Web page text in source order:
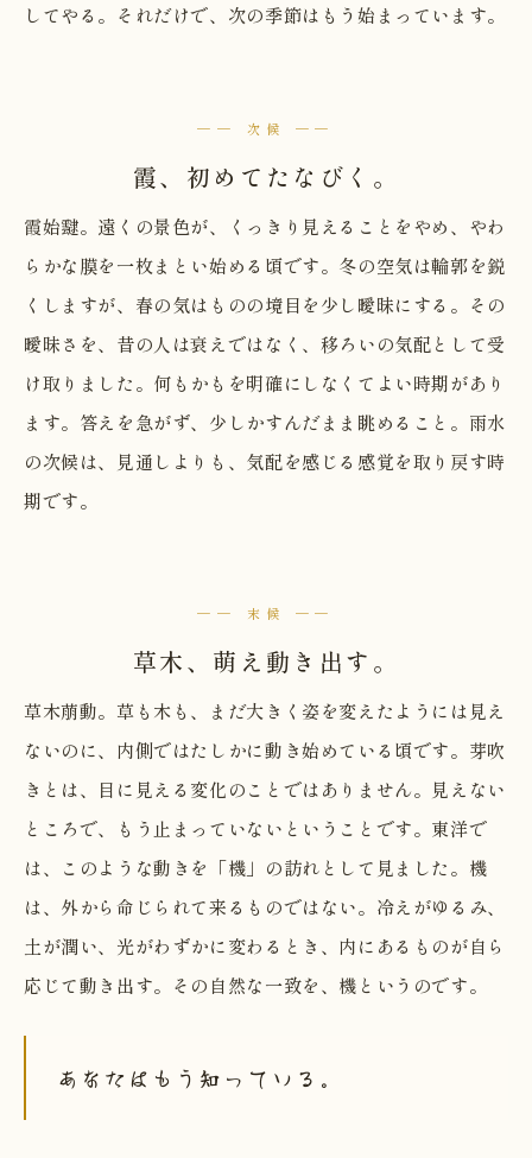
してやる。それだけで、次の季節はもう始まっています。
── 次候 ──
霞、初めてたなびく。
霞始靆。遠くの景色が、くっきり見えることをやめ、やわ
らかな膜を一枚まとい始める頃です。冬の空気は輪郭を鋭
くしますが、春の気はものの境目を少し曖昧にする。その
曖昧さを、昔の人は衰えではなく、移ろいの気配として受
け取りました。何もかもを明確にしなくてよい時期があり
ます。答えを急がず、少しかすんだまま眺めること。雨水
の次候は、見通しよりも、気配を感じる感覚を取り戻す時
期です。
── 末候 ──
草木、萌え動き出す。
草木萠動。草も木も、まだ大きく姿を変えたようには見え
ないのに、内側ではたしかに動き始めている頃です。芽吹
きとは、目に見える変化のことではありません。見えない
ところで、もう止まっていないということです。東洋で
は、このような動きを「機」の訪れとして見ました。機
は、外から命じられて来るものではない。冷えがゆるみ、
土が潤い、光がわずかに変わるとき、内にあるものが自ら
応じて動き出す。その自然な一致を、機というのです。
あなたはもう知っている。